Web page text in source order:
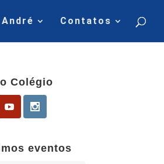
Contatos
Colégio
eventos